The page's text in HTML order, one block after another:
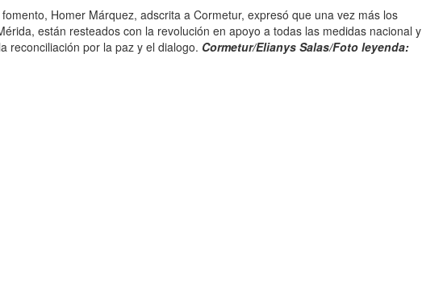
Homer Márquez, adscrita a Cormetur, expresó que una vez más los
están resteados con la revolución en apoyo a todas las medidas nacional y
reconciliación por la paz y el dialogo. Cormetur/Elianys Salas/Foto leyenda: